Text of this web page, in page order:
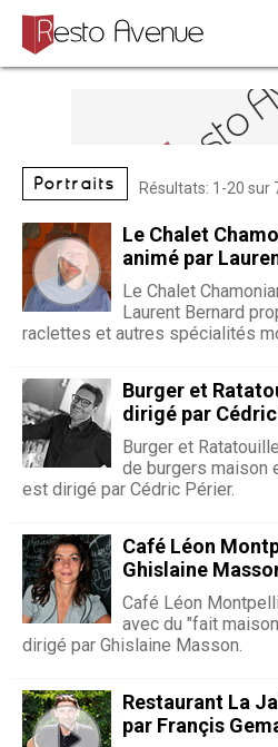
Portraits Résultats: 1-20 sur
Le Chalet
animé par
Le Chalet
Laurent Bernard
raclettes et autres spécialités
Burger et
dirigé par
Burger et
de burgers maison
est dirigé par Cédric Périer.
Café Léon
Ghislaine
Café Léon
avec du "fait
dirigé par Ghislaine Masson.
Restaurant La
par Françis